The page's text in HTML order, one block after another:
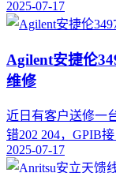
2025-07-17
Agilent安捷伦
维修
近日有客户送修一
错202 204，GPIB
2025-07-17